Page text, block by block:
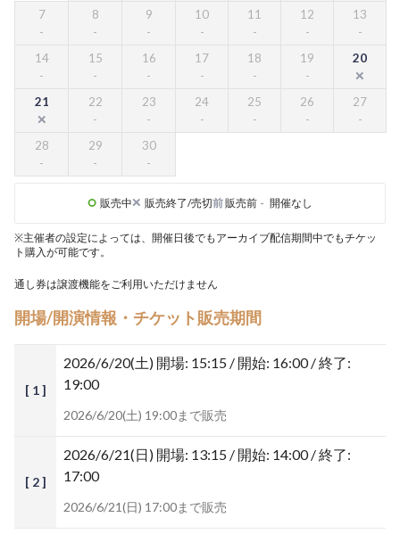
7 8 9 10 11 12 13
14 15 16 17 18 19 20
21 22 23 24 25 26 27
28 29 30
販売中 販売終了/売切前販売前 - 開催なし
※主催者の設定によっては、開催日後でもアーカイブ配信期間中でもチケッ
ト購入が可能です。
通し券は譲渡機能をご利用いただけません
開場/開演情報・チケット販売期間
[ 1 ]
2026/6/20(土) 開場: 15:15 / 開始: 16:00 / 終了:
19:00
2026/6/20(土) 19:00まで販売
[ 2 ]
2026/6/21(日) 開場: 13:15 / 開始: 14:00 / 終了:
17:00
2026/6/21(日) 17:00まで販売